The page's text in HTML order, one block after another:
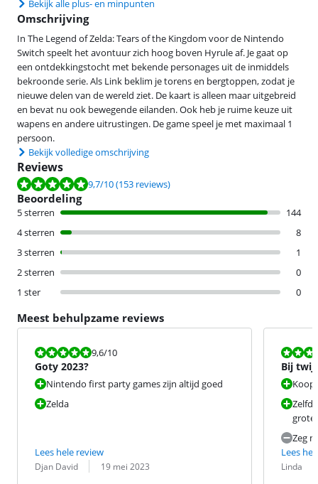
Bekijk alle plus- en minpunten
Omschrijving
In The Legend of Zelda: Tears of the Kingdom voor de Nintendo
Switch speelt het avontuur zich hoog boven Hyrule af. Je gaat op
een ontdekkingstocht met bekende personages uit de inmiddels
bekroonde serie. Als Link beklim je torens en bergtoppen, zodat je
nieuwe delen van de wereld ziet. De kaart is alleen maar uitgebreid
en bevat nu ook bewegende eilanden. Ook heb je ruime keuze uit
wapens en andere uitrustingen. De game speel je met maximaal 1
persoon.
Bekijk volledige omschrijving
Reviews
Beoordeling is 9,7 van de 10, gebaseerd op 153 reviews.
9,7/10(153 reviews)
Beoordeling
5 sterren
144
4 sterren
8
3 sterren
1
2 sterren
0
1 ster
0
Meest behulpzame reviews
Beoordeling is 9,6 van de 10.
9,6/10
Goty 2023?
Nintendo first party games zijn altijd goed
Zelda
Lees hele review
Beoordeling door:
Djan David
Datum: 19 mei 2023
Bij
Koop
groter
Zeg
Lees
Linda
Datum: